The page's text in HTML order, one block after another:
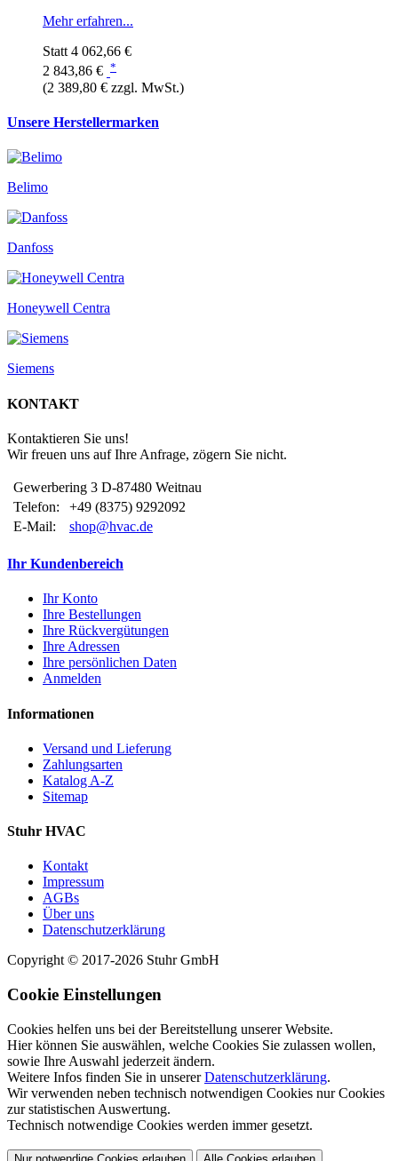
Mehr erfahren...
Statt4 062,66 €
2 843,86 € *
(2 389,80 € zzgl. MwSt.)
Unsere Herstellermarken
Belimo
Danfoss
Honeywell Centra
Siemens
KONTAKT
Kontaktieren Sie uns!
Wir freuen uns auf Ihre Anfrage, zögern Sie nicht.
Gewerbering 3 D-87480 Weitnau
Telefon:
+49 (8375) 9292092
E-Mail:
shop@hvac.de
Ihr Kundenbereich
Ihr Konto
Ihre Bestellungen
Ihre Rückvergütungen
Ihre Adressen
Ihre persönlichen Daten
Anmelden
Informationen
Versand und Lieferung
Zahlungsarten
Katalog A-Z
Sitemap
Stuhr HVAC
Kontakt
Impressum
AGBs
Über uns
Datenschutzerklärung
Copyright © 2017-2026 Stuhr GmbH
Cookie Einstellungen
Cookies helfen uns bei der Bereitstellung unserer Website.
Hier können Sie auswählen, welche Cookies Sie zulassen wollen,
sowie Ihre Auswahl jederzeit ändern.
Weitere Infos finden Sie in unsererDatenschutzerklärung.
Wir verwenden neben technisch notwendigen Cookies nur Cookies
zur statistischen Auswertung.
Technisch notwendige Cookies werden immer gesetzt.